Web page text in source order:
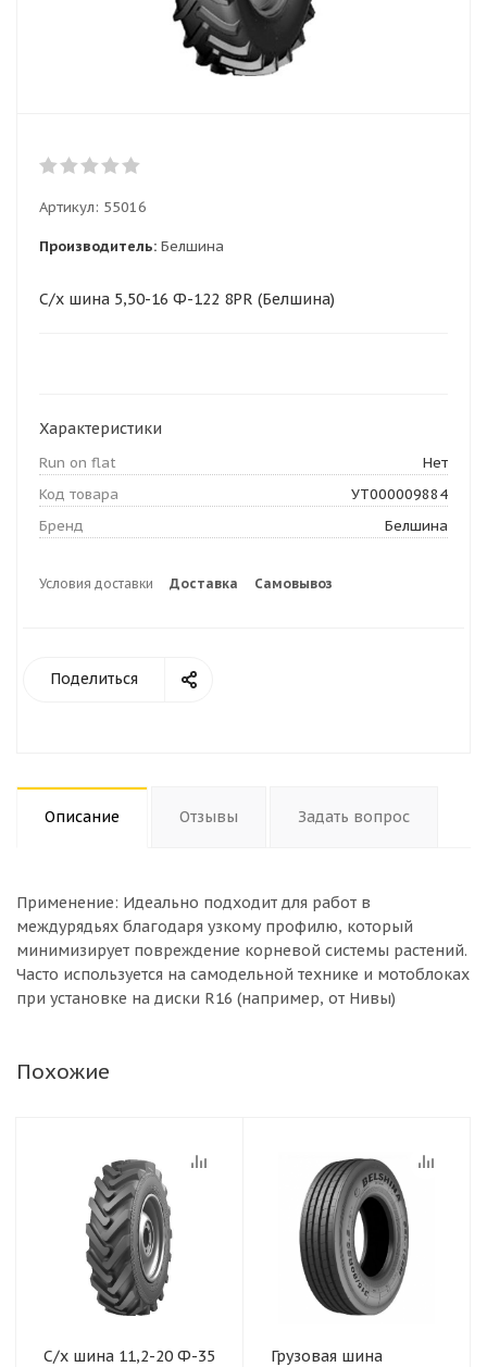
Артикул: 55016
Производитель: Белшина
С/х шина 5,50-16 Ф-122 8PR (Белшина)
Характеристики
Run on flat
Нет
Код товара
УТ000009884
Бренд
Белшина
Условия доставки Доставка Самовывоз
Поделиться
Описание Отзывы Задать вопрос
Применение: Идеально подходит для работ в
междурядьях благодаря узкому профилю, который
минимизирует повреждение корневой системы растений.
Часто используется на самодельной технике и мотоблоках
при установке на диски R16 (например, от Нивы)
Похожие
С/х шина 11,2-20 Ф-35
Грузовая шина